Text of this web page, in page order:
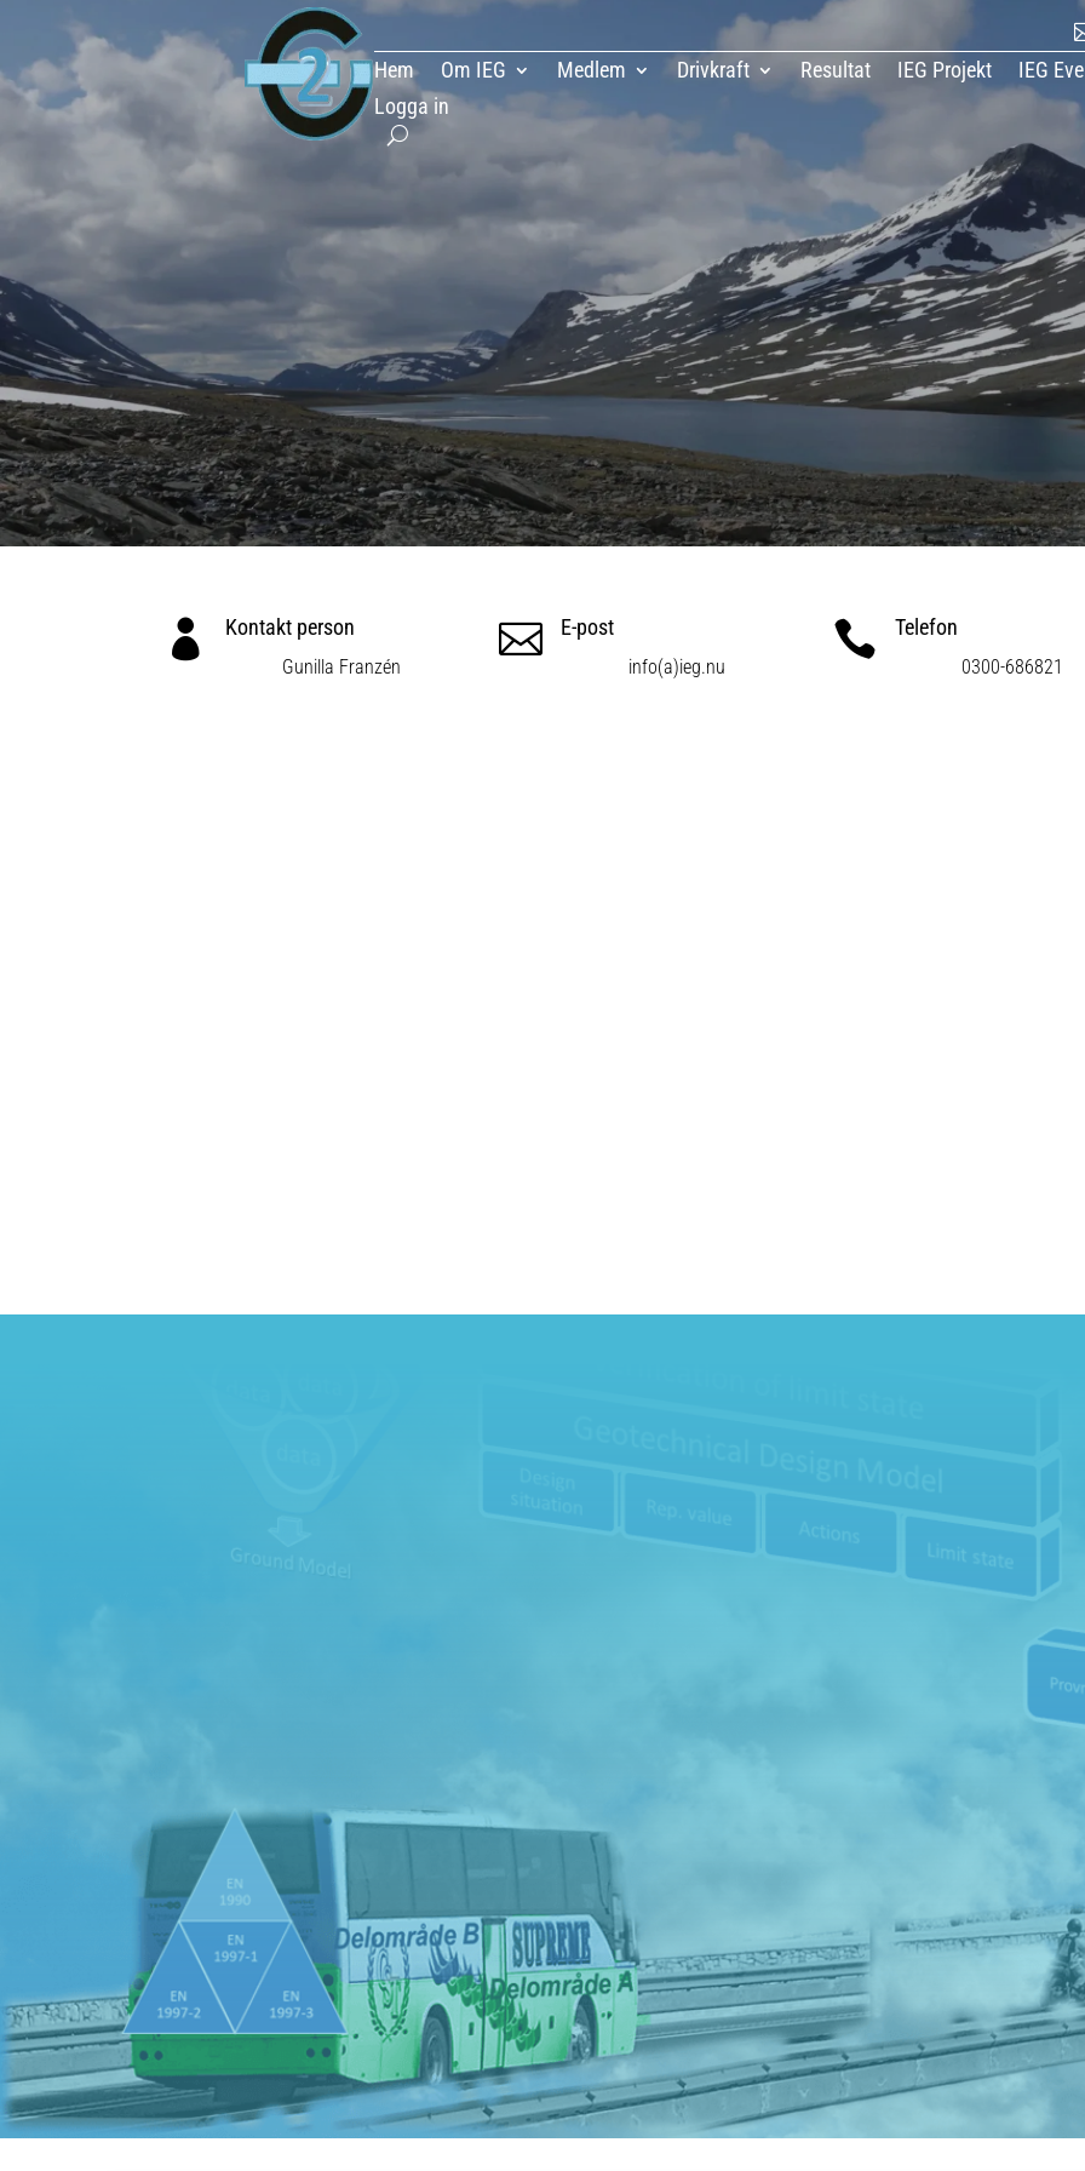
Hem Om IEG Medlem Drivkraft Resultat IEG Projekt
IEG
Logga in
 Kontakt person
Gunilla Franzén
 E-post
info(a)ieg.nu
 Telefon
0300-686821

Telefon
0300-686821
Epost Adress
Kungsbacka